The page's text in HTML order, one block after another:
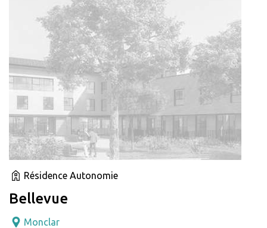
Résidence Autonomie
Bellevue
Monclar